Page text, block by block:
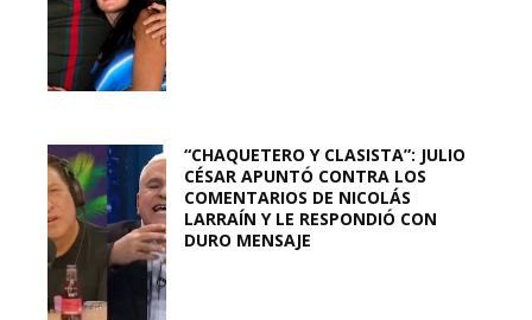
“CHAQUETERO Y CLASISTA”: JULIO
CÉSAR APUNTÓ CONTRA LOS
COMENTARIOS DE NICOLÁS
LARRAÍN Y LE RESPONDIÓ CON
DURO MENSAJE